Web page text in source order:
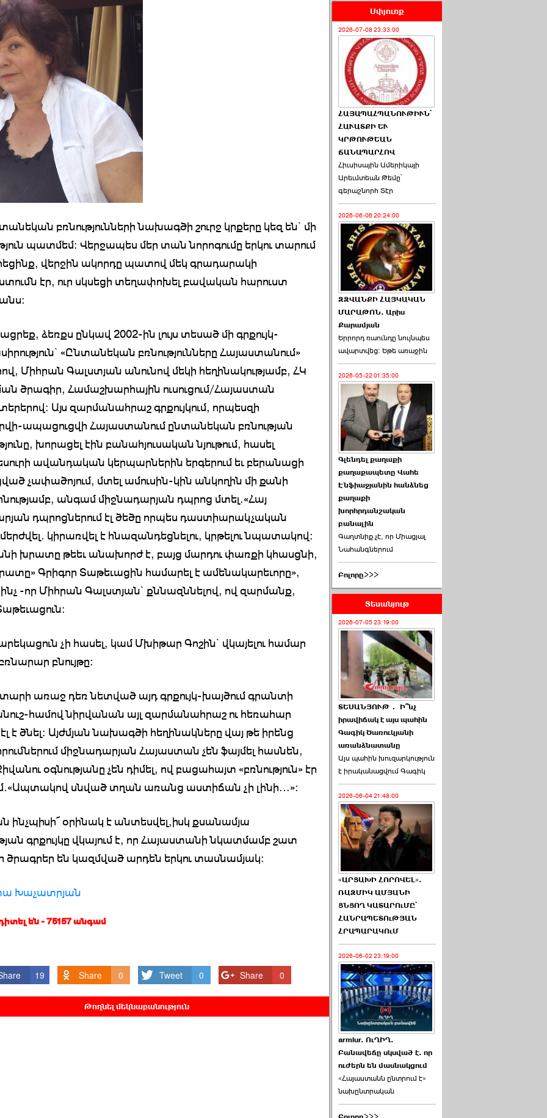
բռնությունների նախագծի շուրջ կրքերը կեզ են` մի
պատմեմ: Վերջապես մեր տան նորոգումը երկու տարում
վերջին ակորդը պատով մեկ գրադարակի
էր, ուր սկսեցի տեղափոխել բավական հարուստ
ձեռքս ընկավ 2002-ին լույս տեսած մի գրքույկ-
«Ընտանեկան բռնությունները Հայաստանում»
Միհրան Գալստյան անունով մեկի հեղինակությամբ, ՀԿ
ծրագիր, Համաշխարհային ուսուցում/Հայաստան
Այս զարմանահրաշ գրքույկում, որպեսզի
ապացուցվի Հայաստանում ընտանեկան բռնության
խորացել էին բանահյուսական նյութում, հասել
ավանդական կերպարներին երգերում եւ բերանացի
չափածոյում, մտել ամուսին-կին անկողին մի քանի
անգամ միջնադարյան դպրոց մտել.«Հայ
դպրոցներում էլ ծեծը որպես դաստիարակչական
մերժվել. կիրառվել է հնազանդեցնելու, կրթելու նպատակով:
խրատը թեեւ անախորժ է, բայց մարդու փառքի կհասցնի,
Գրիգոր Տաթեւացին համարել է ամենակարեւորը»,
ինչ -որ Միհրան Գալստյան` քննազննելով, ով զարմանք,
չի հասել, կամ Մխիթար Գոշին` վկայելու համար
բնույթը:
առաջ դեռ նետված այդ գրքույկ-խայծում գրանտի
համով նիրվանան այլ զարմանահրաշ ու հեռահար
է ծնել: Այժմյան նախագծի հեղինակները վայ թե իրենց
միջնադարյան Հայաստան չեն ֆայմել հասնեն,
օգնությանը չեն դիմել, ով բացահայտ «բռնություն» էր
սնված տղան առանց աստիճան չի լինի...»:
ինչպիսի՜ օրինակ է անտեսվել,իսկ քսանամյա
գրքույկը վկայում է, որ Հայաստանի նկատմամբ շատ
ծրագրեր են կազմված արդեն երկու տասնամյակ:
Խաչատրյան
դիտել են - 75157 անգամ
19 Share 0 Tweet 0 Share 0
Թողնել մեկնաբանություն
Սփյուռք
2026-07-08 23:33:00
ՀԱՅԱՊԱՀՊԱՆՈՒԹԻՒՆ՝
ՀԱՒԱՏՔԻ ԵՒ
ԿՐԹՈՒԹԵԱՆ
ՃԱՆԱՊԱՐՀՈՎ
Հիւսիսային Ամերիկայի
Արեւմտեան Թեմը՝
գերաշնորհ Տէր
2026-06-06 20:24:00
ԶԶՎԱՆՔԻ ՀԱՅԿԱԿԱՆ
ՄԱՐԱԹՈՆ. Արիս
Քարամյան
Երրորդ ռաունդը նույնպես
ավարտվեց։ Եթե առաջին
2026-05-22 01:35:00
Գլենդել քաղաքի
քաղաքապետը Վահե
Էնֆիաջյանին հանձնեց
քաղաքի
խորհրդանշական
բանալին
Գաղտնիք չէ, որ Միացյալ
Նահանգներում
Բոլորը>>>
Տեսանյութ
2026-07-05 23:19:00
ՏԵՍԱՆՅՈՒԹ․ Ի՞նչ
իրավիճակ է այս պահին
Գագիկ Ծառուկյանի
առանձնատանը
Այս պահին խուզարկություն
է իրականացվում Գագիկ
2026-06-04 21:48:00
«ԱՐՑԱԽԻ ՀՈՐՈՎԵԼ».
ՌԱԶՄԻԿ ԱՄՅԱՆԻ
ՑՆՑՈՂ ԿԱՏԱՐՈւՄԸ՝
ՀԱՆՐԱՊԵՏՈւԹՅԱՆ
ՀՐԱՊԱՐԱԿՈւՄ
2026-06-02 23:19:00
armlur. ՈւՂԻՂ.
Բանավեճը սկսված է. որ
ուժերն են մասնակցում
«Հայաստանն ընտրում է»
նախընտրական